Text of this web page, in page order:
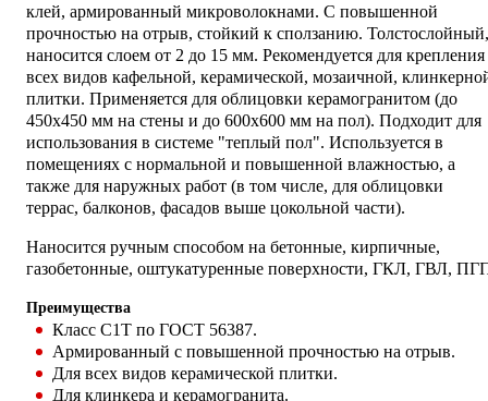
клей, армированный микроволокнами. С повышенной
прочностью на отрыв, стойкий к сползанию. Толстослойный,
наносится слоем от 2 до 15 мм. Рекомендуется для крепления
всех видов кафельной, керамической, мозаичной,
плитки. Применяется для облицовки керамогранитом (до
450х450 мм на стены и до 600х600 мм на пол). Подходит для
использования в системе "теплый пол". Используется в
помещениях с нормальной и повышенной влажностью, а
также для наружных работ (в том числе, для облицовки
террас, балконов, фасадов выше цокольной части).
Наносится ручным способом на бетонные, кирпичные,
газобетонные, оштукатуренные поверхности, ГКЛ, ГВЛ,
Преимущества
Класс С1Т по ГОСТ 56387.
Армированный с повышенной прочностью на отрыв.
Для всех видов керамической плитки.
Для клинкера и керамогранита.